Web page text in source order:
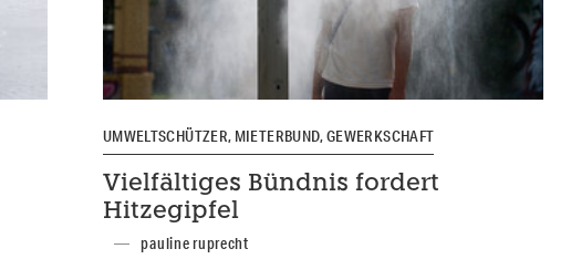
UMWELTSCHÜTZER, MIETERBUND, GEWERKSCHAFT
Vielfältiges Bündnis fordert
Hitzegipfel
pauline ruprecht